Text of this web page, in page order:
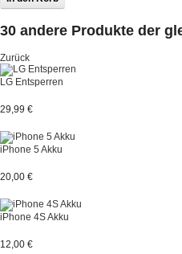
30 andere Produkte der
Zurück
LG Entsperren
29,99 €
iPhone 5 Akku
20,00 €
iPhone 4S Akku
12,00 €